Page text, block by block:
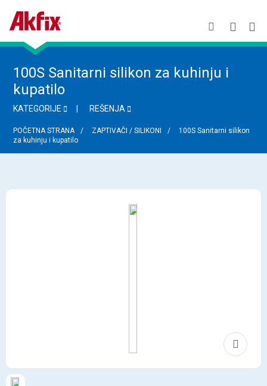
100S Sanitarni silikon za kuhinju i
kupatilo
KATEGORIJE REŠENJA
POČETNA STRANA ZAPTIVAČI / SILIKONI
100S Sanitarni silikon
za kuhinju i kupatilo